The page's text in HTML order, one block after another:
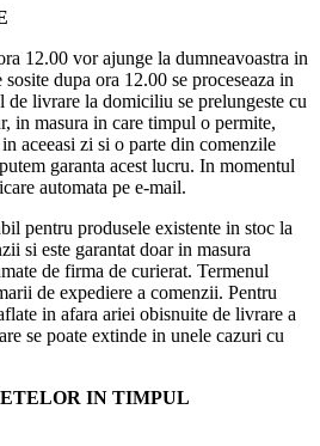
12.00 vor ajunge la dumneavoastra in
dupa ora 12.00 se proceseaza in
de livrare la domiciliu se prelungeste cu
in masura in care timpul o permite,
aceeasi zi si o parte din comenzile
garanta acest lucru. In momentul
automata pe e-mail.
pentru produsele existente in stoc la
si este garantat doar in masura
de firma de curierat. Termenul
de expediere a comenzii. Pentru
in afara ariei obisnuite de livrare a
se poate extinde in unele cazuri cu
IN TIMPUL